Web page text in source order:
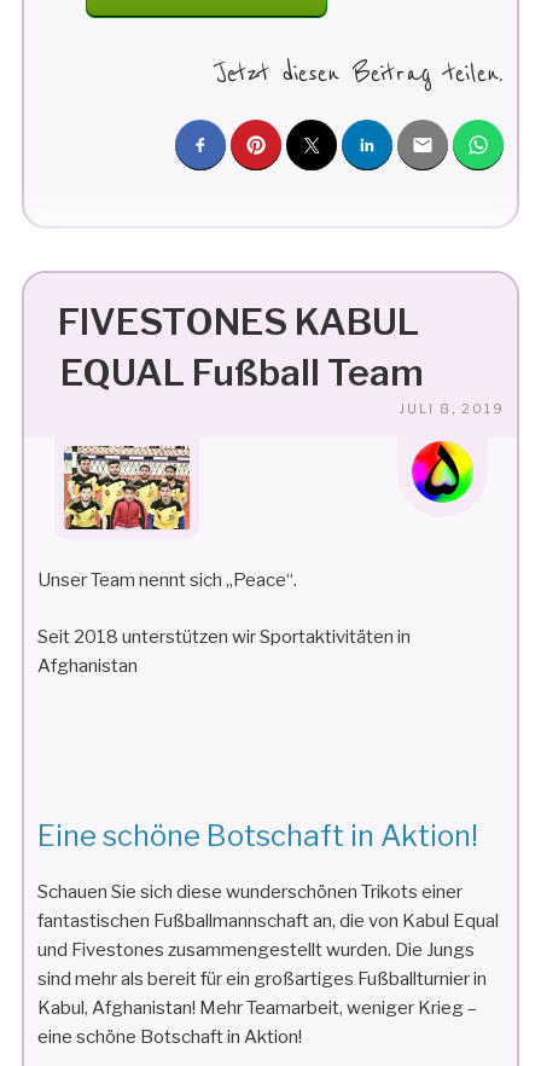
FIVESTONES
FUSSBALL T
ABUL“
Jetzt diesen Beitrag teilen.
FIVESTONES KABUL
EQUAL Fußball Team
JULI 8, 2019
Unser Team nennt sich „Peace“.
Seit 2018 unterstützen wir Sportaktivitäten in
Afghanistan
Eine schöne Botschaft in Aktion!
Schauen Sie sich diese wunderschönen Trikots einer
fantastischen Fußballmannschaft an, die von Kabul Equal
und Fivestones zusammengestellt wurden. Die Jungs
sind mehr als bereit für ein großartiges Fußballturnier in
Kabul, Afghanistan! Mehr Teamarbeit, weniger Krieg –
eine schöne Botschaft in Aktion!